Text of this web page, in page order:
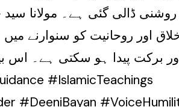
ڈالی گئی ہے۔ مولانا
اور روحانیت کو سنوارنے
برکت پیدا ہو سکتی ہے۔ اس
#DeeniBayan